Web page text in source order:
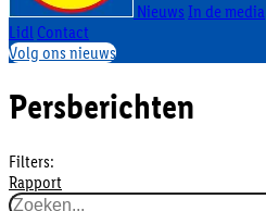
Nieuws In de media
Lidl Contact
Volg ons nieuws
Persberichten
Filters:
Rapport